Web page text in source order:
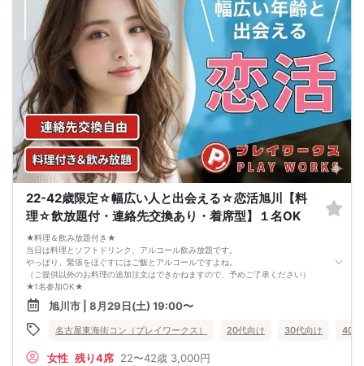
れています。
3. 開催判断はイベント前日の時点で男性３名・女性３名以上のお申し込みからに
なりますが、当日に参加者のキャンセルで比率が崩れた場合や開催判断人数を下
回った場合、一切返金などの保証はいたしませんのでご了承ください。
4. イベントページ内の「お申し込み状況」等はキャンセルなどで当日の参加人
数、男女比率と異なる可能性がございます。
5. 当日は店舗の外ではなく店舗内で受付いたします。店内に入り店員に「街コン
で来た」旨をお伝えください。
6. お釣りの用意はございませんので、出ないようにご準備お願いします。
7. 当日は年齢確認のできる身分証をお持ちください。イベントの対象年齢でない
ことが発覚した場合、参加費を全額徴収し返金はいたしかねます。
8. 15分以上の遅刻はキャンセルとみなす可能性があります。
9. 当日受付にお越しになってからのキャンセル、途中キャンセルは出来ません。
10. イベント中止に伴うユーザーへの返金額は、チケット代金となり、交通費、宿
泊費、通信費等の返金は行いません。
11. 領収書の発行はいたしかねます。
お申し込みが完了した時点で上記すべての事項に同意したと判断いたします。
8/22(土)アラサー夜コン旭川
22-42歳限定☆幅広い人と出会える☆恋活旭川【料
理☆飲放題付・連絡先交換あり・着席型】１名OK
★料理＆飲み放題付き★
当日は料理とソフトドリンク、アルコール飲み放題です。
やっぱり、緊張をほぐすにはご飯とアルコールですよね。
（ご提供以外のお料理の追加注文はできかねますので、予めご了承ください）
★1名参加OK★
他の1名参加の方とペアになりますし、友達作りにも最適です。
基本的には２：２のグループトークとなります。
（１：１でのトークはございませんので、予めご了承ください）
★プロフィールカードにより会話のキッカケもバッチリ★
なんてことは絶対ありません！
旭川市 | 8月29日(土) 19:00〜
名古屋東海街コン（プレイワークス） 20代向け 30代向け 40代
女性 残り4席 22〜42歳 3,000円